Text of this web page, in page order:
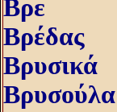
Βρε
Βρέδας
Βρυσικά